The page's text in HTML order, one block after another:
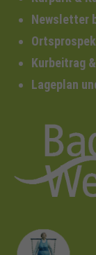
Newsletter
Kurbeitrag
Lageplan